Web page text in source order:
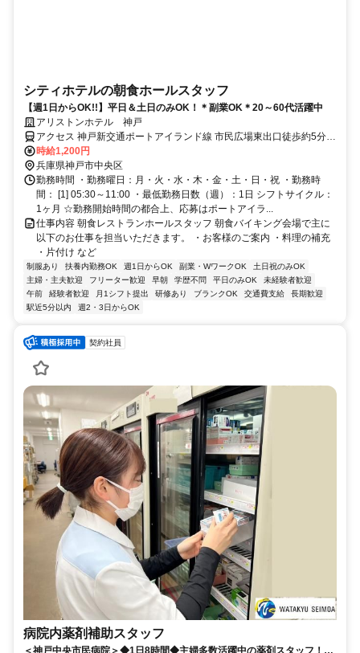
シティホテルの朝食ホールスタッフ
【週1日からOK!!】平日＆土日のみOK！＊副業OK＊20～60代活躍中
アリストンホテル 神戸
アクセス 神戸新交通ポートアイランド線 市民広場東出口徒歩約5分、
神戸新交通ポートアイランド線 みなとじま徒歩約6分
時給1,200円
兵庫県神戸市中央区
勤務時間 ・勤務曜日：月・火・水・木・金・土・日・祝 ・勤務時
間： [1] 05:30～11:00 ・最低勤務日数（週）：1日 シフトサイクル：
1ヶ月 ☆勤務開始時間の都合上、応募はポートアイラ...
仕事内容 朝食レストランホールスタッフ 朝食バイキング会場で主に
以下のお仕事を担当いただきます。 ・お客様のご案内 ・料理の補充
・片付け など
制服あり 扶養内勤務OK 週1日からOK 副業・WワークOK
土日祝のみOK
主婦・主夫歓迎
フリーター歓迎 早朝 学歴不問 平日のみOK
未経験者歓迎
午前
経験者歓迎 月1シフト提出 研修あり ブランクOK 交通費支給
長期歓迎
駅近5分以内
週2・3日からOK
契約社員
病院内薬剤補助スタッフ